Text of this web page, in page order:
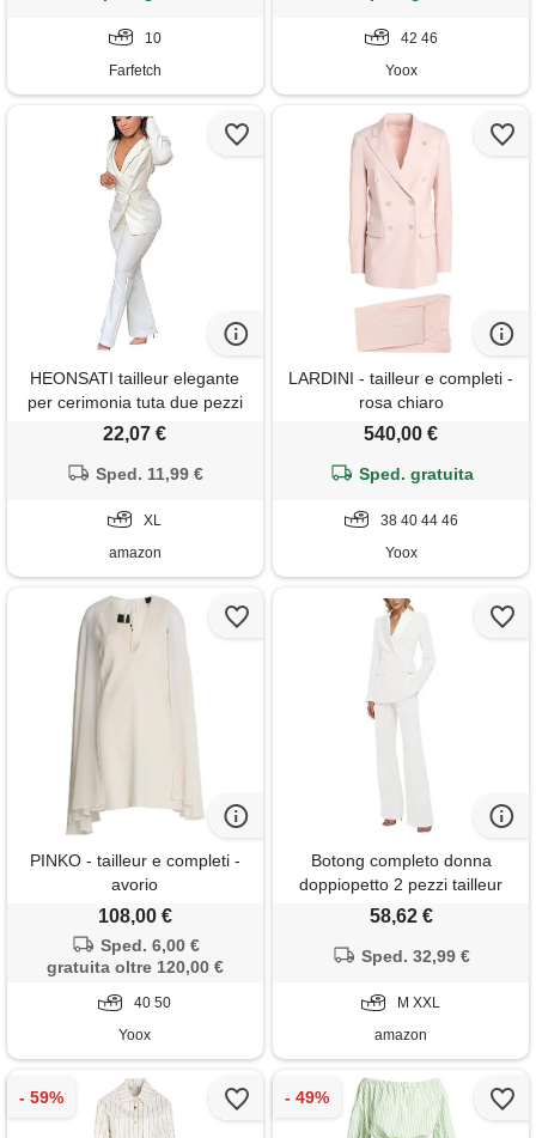
10
Farfetch
42 46
Yoox
HEONSATI tailleur elegante
per cerimonia tuta due pezzi
manica lunga casual aperto
cerimonia eleganti completo
business complete da lavoro
22,07 €
Sped. 11,99 €
XL
amazon
LARDINI - tailleur e completi -
rosa chiaro
540,00 €
Sped. gratuita
38 40 44 46
Yoox
PINKO - tailleur e completi -
avorio
108,00 €
Sped. 6,00 €
gratuita oltre 120,00 €
40 50
Yoox
Botong completo donna
doppiopetto 2 pezzi tailleur
pantalone business outfit
smoking, bianco, m
58,62 €
Sped. 32,99 €
M XXL
amazon